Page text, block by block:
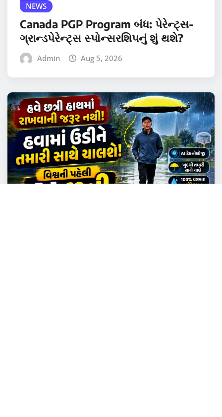
NEWS
Canada PGP Program બંધ: પેરેન્ટ્સ-
ગ્રાન્ડપેરેન્ટ્સ સ્પોન્સરશિપનું શું થશે?
Admin Aug 5, 2026